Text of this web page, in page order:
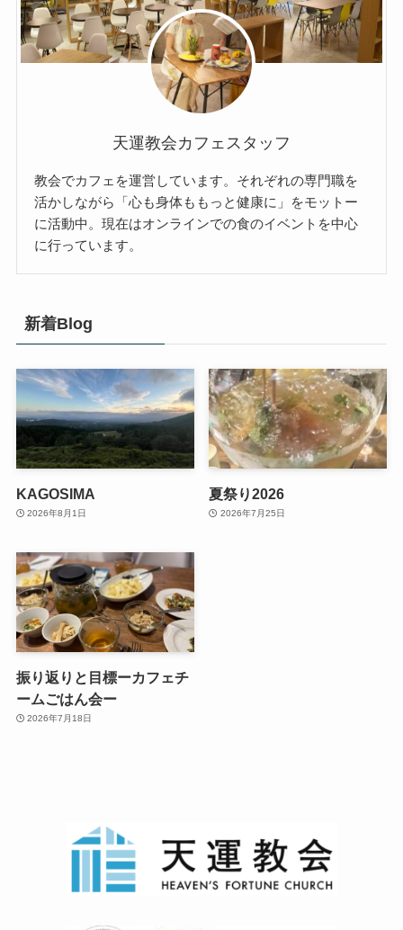
天運教会カフェスタッフ
教会でカフェを運営しています。それぞれの専門職を
活かしながら「心も身体ももっと健康に」をモットー
に活動中。現在はオンラインでの食のイベントを中心
に行っています。
新着Blog
KAGOSIMA
2026年8月1日
夏祭り2026
2026年7月25日
振り返りと目標ーカフェチ
ームごはん会ー
2026年7月18日